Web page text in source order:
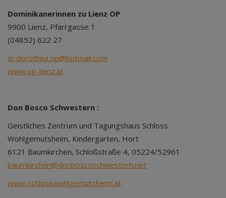
Dominikanerinnen zu Lienz OP
9900 Lienz, Pfarrgasse 1
(04852) 622 27
sr.dorothea.op@hotmail.com
www.op-lienz.at
Don Bosco Schwestern :
Geistliches Zentrum und Tagungshaus Schloss
Wohlgemutsheim, Kindergarten, Hort
6121 Baumkirchen, Schloßstraße 4, 05224/52961
baumkirchen@donboscoschwestern.net
www.schlosswohlgemutsheim.at